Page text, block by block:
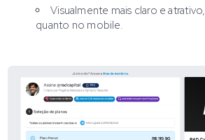
Visualmente mais claro e
quanto no mobile.